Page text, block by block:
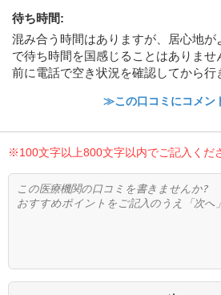
待ち時間:
混み合う時間はありますが、居心地
で待ち時間を国感じることはありま
前に電話で空き状況を確認してから行
≫この口コミにコメン
※100文字以上800文字以内でご記入くだ